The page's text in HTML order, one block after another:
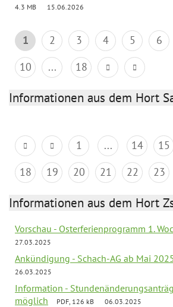
4.3 MB
15.06.2026
1 2 3 4 5 6
10
... 18
Informationen aus dem Hort
1 ... 14 15
18
19 20 21 22 23
Informationen aus dem Hort
Vorschau - Osterferienprogramm 1.
27.03.2025
Ankündigung - Schach-AG ab Mai
26.03.2025
Information -
möglich
PDF, 126 kB 06.03.2025